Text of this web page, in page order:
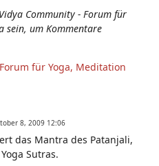
Community - Forum für
sein, um Kommentare
für Yoga, Meditation
8, 2009 12:06
das Mantra des Patanjali,
Sutras.